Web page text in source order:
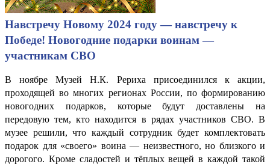
Навстречу Новому 2024 году — навстречу к
Победе! Новогодние подарки воинам —
участникам СВО
В ноябре Музей Н.К. Рериха присоединился к акции,
проходящей во многих регионах России, по формированию
новогодних подарков, которые будут доставлены на
передовую тем, кто находится в рядах участников СВО. В
музее решили, что каждый сотрудник будет комплектовать
подарок для «своего» воина — неизвестного, но близкого и
дорогого. Кроме сладостей и тёплых вещей в каждой такой